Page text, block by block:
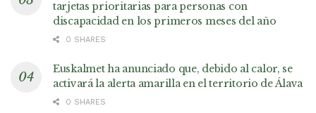
tarjetas prioritarias para personas con
discapacidad en los primeros meses del año
0 SHARES
Euskalmet ha anunciado que, debido al calor, se
activará la alerta amarilla en el territorio de Álava
0 SHARES